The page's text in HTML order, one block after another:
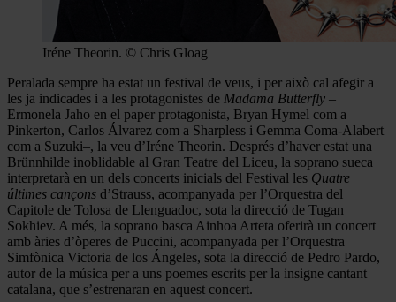
Iréne Theorin. © Chris Gloag
Peralada sempre ha estat un festival de veus, i per això cal afegir a
les ja indicades i a les protagonistes de Madama Butterfly –
Ermonela Jaho en el paper protagonista, Bryan Hymel com a
Pinkerton, Carlos Álvarez com a Sharpless i Gemma Coma-Alabert
com a Suzuki–, la veu d’Iréne Theorin. Després d’haver estat una
Brünnhilde inoblidable al Gran Teatre del Liceu, la soprano sueca
interpretarà en un dels concerts inicials del Festival les Quatre
últimes cançons d’Strauss, acompanyada per l’Orquestra del
Capitole de Tolosa de Llenguadoc, sota la direcció de Tugan
Sokhiev. A més, la soprano basca Ainhoa Arteta oferirà un concert
amb àries d’òperes de Puccini, acompanyada per l’Orquestra
Simfònica Victoria de los Ángeles, sota la direcció de Pedro Pardo,
autor de la música per a uns poemes escrits per la insigne cantant
catalana, que s’estrenaran en aquest concert.